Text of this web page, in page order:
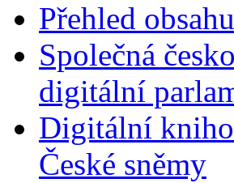
Přehled obsahu
Společná
digitální
Digitální
České sněmy